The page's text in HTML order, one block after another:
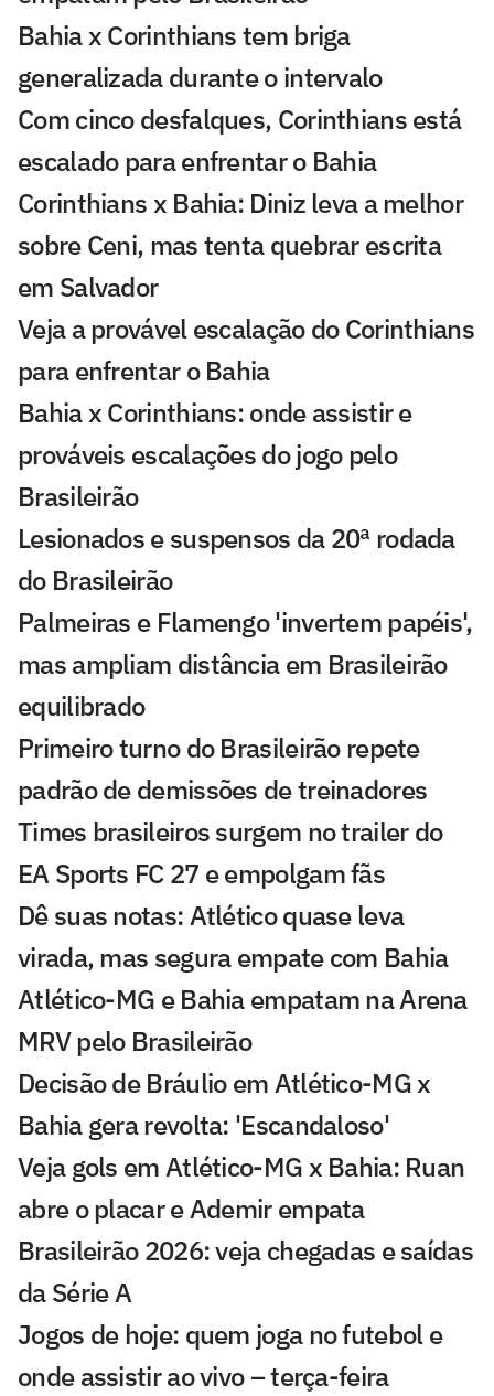
Bahia x Corinthians tem briga
generalizada durante o intervalo
Com cinco desfalques, Corinthians está
escalado para enfrentar o Bahia
Corinthians x Bahia: Diniz leva a melhor
sobre Ceni, mas tenta quebrar escrita
em Salvador
Veja a provável escalação do Corinthians
para enfrentar o Bahia
Bahia x Corinthians: onde assistir e
prováveis escalações do jogo pelo
Brasileirão
Lesionados e suspensos da 20ª rodada
do Brasileirão
Palmeiras e Flamengo 'invertem papéis',
mas ampliam distância em Brasileirão
equilibrado
Primeiro turno do Brasileirão repete
padrão de demissões de treinadores
Times brasileiros surgem no trailer do
EA Sports FC 27 e empolgam fãs
Dê suas notas: Atlético quase leva
virada, mas segura empate com Bahia
Atlético-MG e Bahia empatam na Arena
MRV pelo Brasileirão
Decisão de Bráulio em Atlético-MG x
Bahia gera revolta: 'Escandaloso'
Veja gols em Atlético-MG x Bahia: Ruan
abre o placar e Ademir empata
Brasileirão 2026: veja chegadas e saídas
da Série A
Jogos de hoje: quem joga no futebol e
onde assistir ao vivo – terça-feira